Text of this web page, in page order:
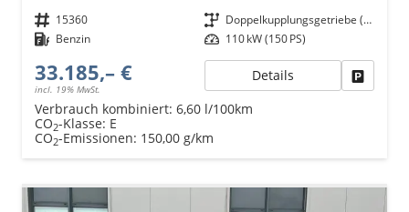
Fahrzeugnr. 15360 Getriebe
Doppelkupplungsgetriebe (DSG)
Kraftstoff Benzin Leistung 110 kW (150 PS)
33.185,– €
incl. 19% MwSt.
Details
Verbrauch kombiniert: 6,60 l/100km
CO2-Klasse: E
CO2-Emissionen: 150,00 g/km